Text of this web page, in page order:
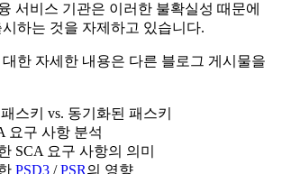
서비스 기관은 이러한 불확실성 때문에
하는 것을 자제하고 있습니다.
한 자세한 내용은 다른 블로그 게시물을
스키 vs. 동기화된 패스키
요구 사항 분석
SCA 요구 사항의 의미
PSD3 /PSR의 영향